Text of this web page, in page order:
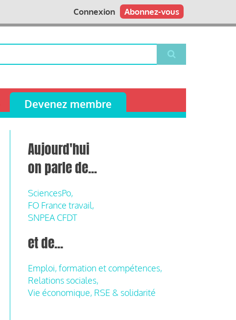
Abonnez-vous
Connexion
Devenez membre
Aujourd'hui
on parle de...
SciencesPo,
FO France travail,
SNPEA CFDT
et de...
Emploi, formation et compétences,
Relations sociales,
Vie économique, RSE & solidarité